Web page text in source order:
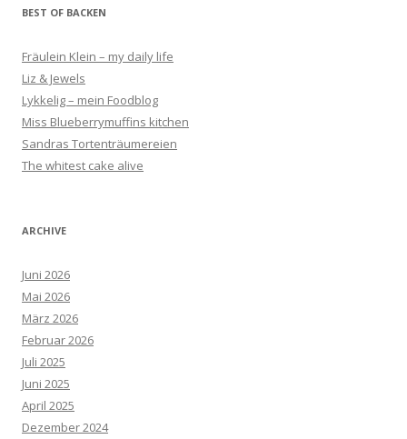
BEST OF BACKEN
Fräulein Klein – my daily life
Liz & Jewels
Lykkelig – mein Foodblog
Miss Blueberrymuffins kitchen
Sandras Tortenträumereien
The whitest cake alive
ARCHIVE
Juni 2026
Mai 2026
März 2026
Februar 2026
Juli 2025
Juni 2025
April 2025
Dezember 2024